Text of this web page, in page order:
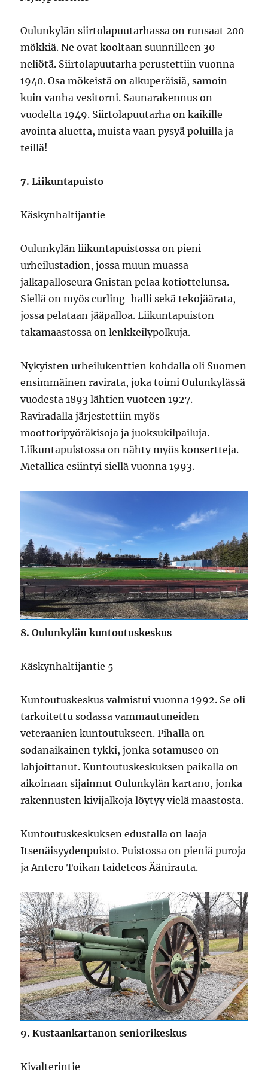
Oulunkylän siirtolapuutarhassa on runsaat 200
mökkiä. Ne ovat kooltaan suunnilleen 30
neliötä. Siirtolapuutarha perustettiin vuonna
1940. Osa mökeistä on alkuperäisiä, samoin
kuin vanha vesitorni. Saunarakennus on
vuodelta 1949. Siirtolapuutarha on kaikille
avointa aluetta, muista vaan pysyä poluilla ja
teillä!
7. Liikuntapuisto
Käskynhaltijantie
Oulunkylän liikuntapuistossa on pieni
urheilustadion, jossa muun muassa
jalkapalloseura Gnistan pelaa kotiottelunsa.
Siellä on myös curling-halli sekä tekojäärata,
jossa pelataan jääpalloa. Liikuntapuiston
takamaastossa on lenkkeilypolkuja.
Nykyisten urheilukenttien kohdalla oli Suomen
ensimmäinen ravirata, joka toimi Oulunkylässä
vuodesta 1893 lähtien vuoteen 1927.
Raviradalla järjestettiin myös
moottoripyöräkisoja ja juoksukilpailuja.
Liikuntapuistossa on nähty myös konsertteja.
Metallica esiintyi siellä vuonna 1993.
8. Oulunkylän kuntoutuskeskus
Käskynhaltijantie 5
Kuntoutuskeskus valmistui vuonna 1992. Se oli
tarkoitettu sodassa vammautuneiden
veteraanien kuntoutukseen. Pihalla on
sodanaikainen tykki, jonka sotamuseo on
lahjoittanut. Kuntoutuskeskuksen paikalla on
aikoinaan sijainnut Oulunkylän kartano, jonka
rakennusten kivijalkoja löytyy vielä maastosta.
Kuntoutuskeskuksen edustalla on laaja
Itsenäisyydenpuisto. Puistossa on pieniä puroja
ja Antero Toikan taideteos Äänirauta.
9. Kustaankartanon seniorikeskus
Kivalterintie